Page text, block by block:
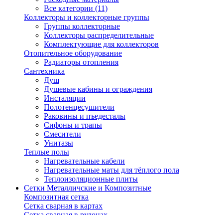
Все категории (11)
Коллекторы и коллекторные группы
Группы коллекторные
Коллекторы распределительные
Комплектующие для коллекторов
Отопительное оборудование
Радиаторы отопления
Сантехника
Душ
Душевые кабины и ограждения
Инсталяции
Полотенцесушители
Раковины и пъедесталы
Сифоны и трапы
Смесители
Унитазы
Теплые полы
Нагревательные кабели
Нагревательные маты для тёплого пола
Теплоизоляционные плиты
Сетки Металличские и Композитные
Композитная сетка
Сетка сварная в картах